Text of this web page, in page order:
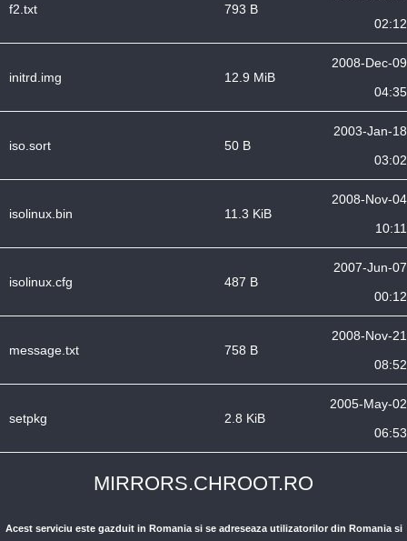
f2.txt 793 B
02:12
initrd.img 12.9 MiB
2008-Dec-09
04:35
iso.sort 50 B
2003-Jan-18
03:02
isolinux.bin 11.3 KiB
2008-Nov-04
10:11
isolinux.cfg 487 B
2007-Jun-07
00:12
message.txt 758 B
2008-Nov-21
08:52
setpkg 2.8 KiB
2005-May-02
06:53
MIRRORS.CHROOT.RO
Acest serviciu este gazduit in Romania si se adreseaza utilizatorilor din Romania si